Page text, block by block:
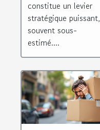
constitue un levier
stratégique puissant,
souvent sous-
estimé....